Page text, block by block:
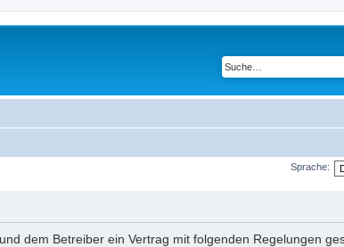
Sprache:
dem Betreiber ein Vertrag mit folgenden Regelungen